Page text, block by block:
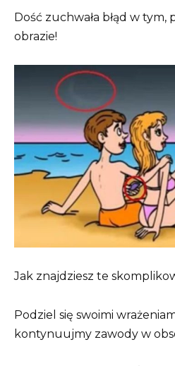
Dość zuchwała błąd w
obrazie!
Jak znajdziesz te
Podziel się swoimi
kontynuujmy zawody w